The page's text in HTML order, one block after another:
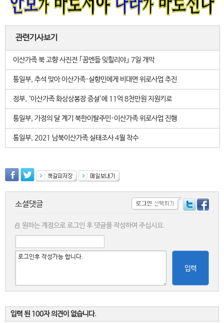
관련기사보기
이산가족 북 고향 사진전 ｢꿈엔들 잊힐리야｣ 7일 개막
통일부, 추석 맞아 이산가족·실향민에게 비대면 위로사업 추진
정부, ‘이산가족 화상상봉장 증설’에 11억 8천만원 지원키로
통일부, 가정의 달 계기 북한이탈주민·이산가족 위로사업 진행
통일부, 2021 남북이산가족 실태조사 4월 착수
소셜댓글
원하는 계정으로 로그인 후 댓글을 작성하여 주십시요.
입력
입력 된 100자 의견이 없습니다.